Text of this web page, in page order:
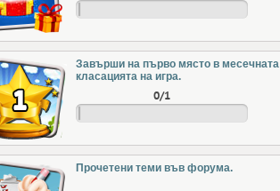
Завърши на първо място в месечната
класацията на игра.
0/1
Прочетени теми във форума.